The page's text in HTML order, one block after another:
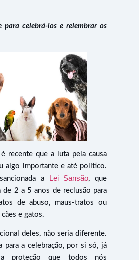
para celebrá-los e relembrar os
é recente que a luta pela causa
algo importante e até político.
a Lei Sansão, que
de 2 a 5 anos de reclusão para
de abuso, maus-tratos ou
e gatos.
deles, não seria diferente.
para a celebração, por si só, já
proteção que todos nós